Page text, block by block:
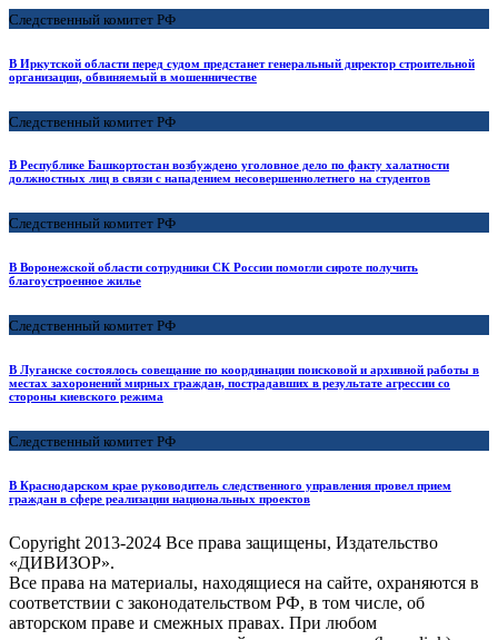
Следственный комитет РФ
В Иркутской области перед судом предстанет генеральный директор строительной
организации, обвиняемый в мошенничестве
Следственный комитет РФ
В Республике Башкортостан возбуждено уголовное дело по факту халатности
должностных лиц в связи с нападением несовершеннолетнего на студентов
Следственный комитет РФ
В Воронежской области сотрудники СК России помогли сироте получить
благоустроенное жилье
Следственный комитет РФ
В Луганске состоялось совещание по координации поисковой и архивной работы в
местах захоронений мирных граждан, пострадавших в результате агрессии со
стороны киевского режима
Следственный комитет РФ
В Краснодарском крае руководитель следственного управления провел прием
граждан в сфере реализации национальных проектов
Copyright 2013-2024 Все права защищены, Издательство
«ДИВИЗОР».
Все права на материалы, находящиеся на сайте, охраняются в
соответствии с законодательством РФ, в том числе, об
авторском праве и смежных правах. При любом